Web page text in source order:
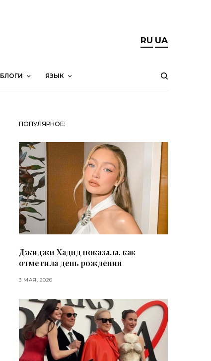
RU UA
БЛОГИ ЯЗЫК
ПОПУЛЯРНОЕ:
Джиджи Хадид показала, как
отметила день рождения
3 МАЯ, 2026